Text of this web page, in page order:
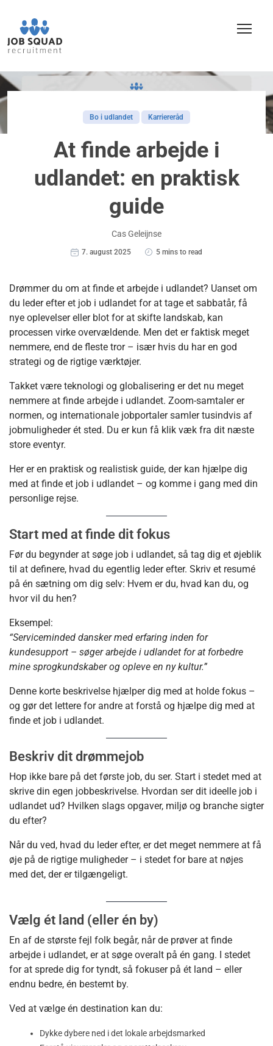
Bo i udlandet Karriereråd
At finde arbejde i
udlandet: en praktisk
guide
Cas Geleijnse
7. august 2025 5 mins to read
Drømmer du om at finde et arbejde i udlandet? Uanset om
du leder efter et job i udlandet for at tage et sabbatår, få
nye oplevelser eller blot for at skifte landskab, kan
processen virke overvældende. Men det er faktisk meget
nemmere, end de fleste tror – især hvis du har en god
strategi og de rigtige værktøjer.
Takket være teknologi og globalisering er det nu meget
nemmere at finde arbejde i udlandet. Zoom-samtaler er
normen, og internationale jobportaler samler tusindvis af
jobmuligheder ét sted. Du er kun få klik væk fra dit næste
store eventyr.
Her er en praktisk og realistisk guide, der kan hjælpe dig
med at finde et job i udlandet – og komme i gang med din
personlige rejse.
Start med at finde dit fokus
Før du begynder at søge job i udlandet, så tag dig et øjeblik
til at definere, hvad du egentlig leder efter. Skriv et resumé
på én sætning om dig selv: Hvem er du, hvad kan du, og
hvor vil du hen?
Eksempel:
“Serviceminded dansker med erfaring inden for
kundesupport – søger arbejde i udlandet for at forbedre
mine sprogkundskaber og opleve en ny kultur.”
Denne korte beskrivelse hjælper dig med at holde fokus –
og gør det lettere for andre at forstå og hjælpe dig med at
finde et job i udlandet.
Beskriv dit drømmejob
Hop ikke bare på det første job, du ser. Start i stedet med at
skrive din egen jobbeskrivelse. Hvordan ser dit ideelle job i
udlandet ud? Hvilken slags opgaver, miljø og branche sigter
du efter?
Når du ved, hvad du leder efter, er det meget nemmere at få
øje på de rigtige muligheder – i stedet for bare at nøjes
med det, der er tilgængeligt.
Vælg ét land (eller én by)
En af de største fejl folk begår, når de prøver at finde
arbejde i udlandet, er at søge overalt på én gang. I stedet
for at sprede dig for tyndt, så fokuser på ét land – eller
endnu bedre, én bestemt by.
Ved at vælge én destination kan du:
Dykke dybere ned i det lokale arbejdsmarked